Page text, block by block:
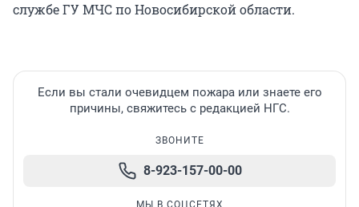
службе ГУ МЧС по Новосибирской области.
Если вы стали очевидцем пожара или знаете его
причины, свяжитесь с редакцией НГС.
ЗВОНИТЕ
8-923-157-00-00
МЫ В СОЦСЕТЯХ